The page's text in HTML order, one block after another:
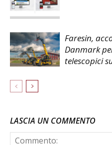
Faresin,
Danmark
telescopici
LASCIA UN COMMENTO